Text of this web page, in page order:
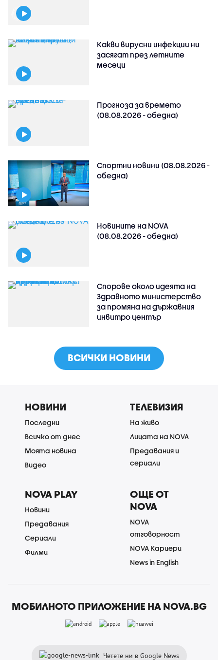
Какви вирусни инфекции ни
засягат през летните
месеци
Прогноза за времето
(08.08.2026 - обедна)
Спортни новини (08.08.2026 -
обедна)
Новините на NOVA
(08.08.2026 - обедна)
Спорове около идеята на
Здравното министерство
за промяна на държавния
инвитро център
ВСИЧКИ НОВИНИ
НОВИНИ
Последни
Всичко от днес
Моята новина
Видео
ТЕЛЕВИЗИЯ
На живо
Лицата на NOVA
Предавания и
сериали
NOVA PLAY
Новини
Предавания
Сериали
Филми
ОЩЕ ОТ
NOVA
NOVA
отговорност
NOVA Кариери
News in English
МОБИЛНОТО ПРИЛОЖЕНИЕ НА NOVA.BG
Четете ни в Google News